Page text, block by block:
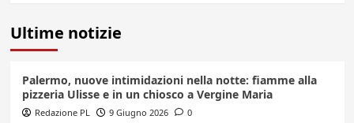
Ultime notizie
Palermo, nuove intimidazioni nella notte: fiamme alla
pizzeria Ulisse e in un chiosco a Vergine Maria
Redazione PL 9 Giugno 2026 0